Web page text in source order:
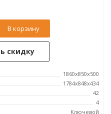
В корзину
скидку
1860x850x500
1784x848x434
42
4
Ключевой